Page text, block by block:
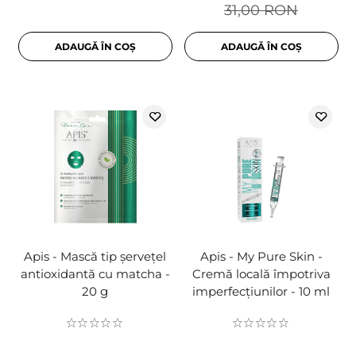
ADAUGĂ ÎN COȘ
31,00 RON
ADAUGĂ ÎN COȘ
Apis - Mască tip șervețel
antioxidantă cu matcha -
20 g
Apis - My Pure Skin -
Cremă locală împotriva
imperfecțiunilor - 10 ml